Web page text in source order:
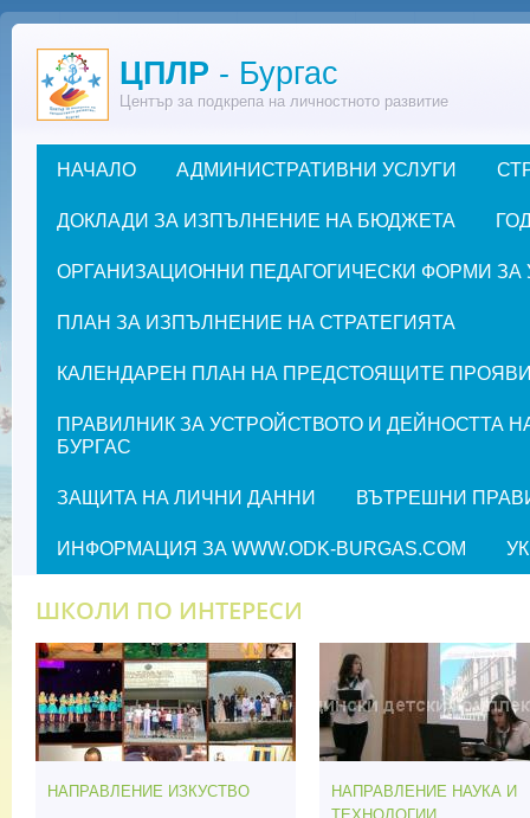
Премини към основното съдържание
ЦПЛР - Бургас
Център за подкрепа на личностното развитие
Основно меню
НАЧАЛО АДМИНИСТРАТИВНИ УСЛУГИ
ДОКЛАДИ ЗА ИЗПЪЛНЕНИЕ НА БЮДЖЕТА
ОРГАНИЗАЦИОННИ ПЕДАГОГИЧЕСКИ ФОРМИ ЗА
ПЛАН ЗА ИЗПЪЛНЕНИЕ НА СТРАТЕГИЯТА
КАЛЕНДАРЕН ПЛАН НА ПРЕДСТОЯЩИТЕ ПРОЯВИ
ПРАВИЛНИК ЗА УСТРОЙСТВОТО И ДЕЙНОСТТА
БУРГАС
ЗАЩИТА НА ЛИЧНИ ДАННИ ВЪТРЕШНИ
ИНФОРМАЦИЯ ЗА WWW.ODK-BURGAS.COM
ШКОЛИ ПО ИНТЕРЕСИ
НАПРАВЛЕНИЕ ИЗКУСТВО
НАПРАВЛЕНИЕ НАУКА И